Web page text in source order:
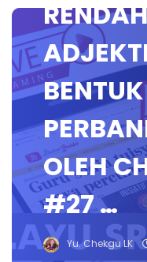
BENTUK
OLEH
#27 …
Yu. Chekgu LK